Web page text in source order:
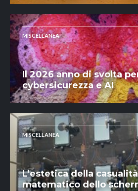
MISCELLANEA
Il 2026 anno di svolta
cybersicurezza e AI
MISCELLANEA
L’estetica della
matematico dello